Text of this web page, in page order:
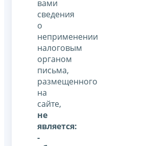
вами
сведения
о
неприменении
налоговым
органом
письма,
размещенного
на
сайте,
не
является:
-